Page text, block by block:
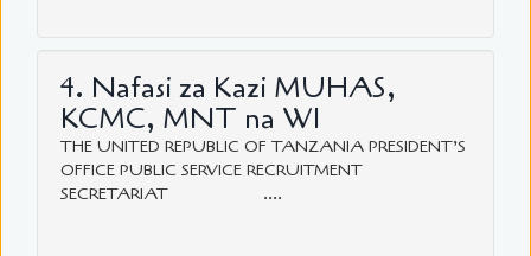
4. Nafasi za Kazi MUHAS,
KCMC, MNT na WI
THE UNITED REPUBLIC OF TANZANIA PRESIDENT’S
OFFICE PUBLIC SERVICE RECRUITMENT
SECRETARIAT ....